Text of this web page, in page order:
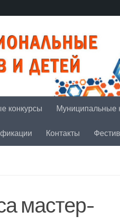
конкурсы Муниципальные
Контакты
мастер-